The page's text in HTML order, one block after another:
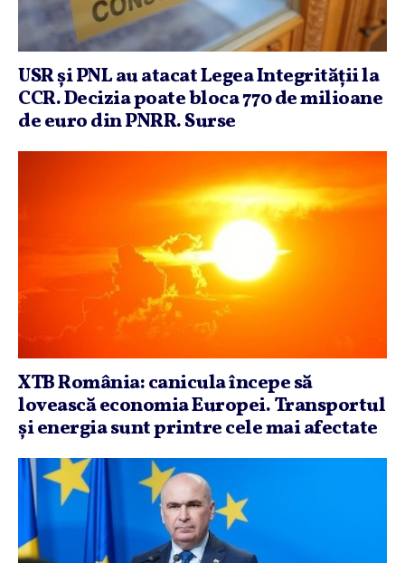
USR şi PNL au atacat Legea Integrităţii la
CCR. Decizia poate bloca 770 de milioane
de euro din PNRR. Surse
XTB România: canicula începe să
lovească economia Europei. Transportul
şi energia sunt printre cele mai afectate